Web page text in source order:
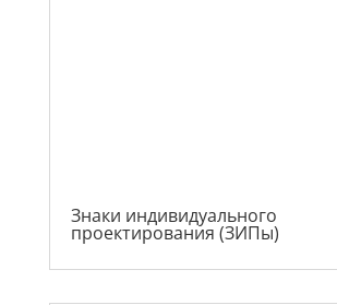
Знаки индивидуального
проектирования (ЗИПы)